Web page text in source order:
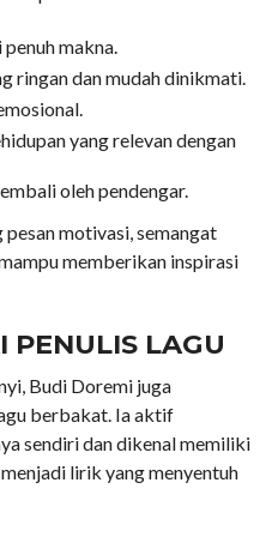
makna.
ringan dan mudah dinikmati.
yang relevan dengan
oleh pendengar.
motivasi, semangat
memberikan inspirasi
PENULIS LAGU
Budi Doremi juga
berbakat. Ia aktif
sendiri dan dikenal memiliki
lirik yang menyentuh